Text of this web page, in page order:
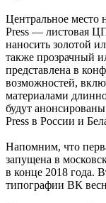
Центральное место
Press — листовая
наносить золотой
также прозрачный
представлена в
возможностей,
материалами
будут
Press в России и
Напомним, что
запущена в
в конце 2018 года.
типографии ВК